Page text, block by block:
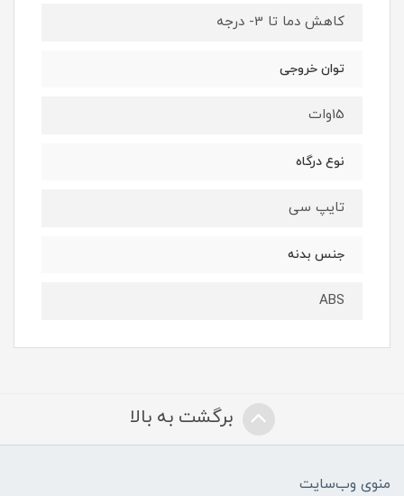
کاهش دما تا 3- درجه
توان خروجی
15وات
نوع درگاه
تایپ سی
جنس بدنه
ABS
برگشت به بالا
منوی وب‌سایت